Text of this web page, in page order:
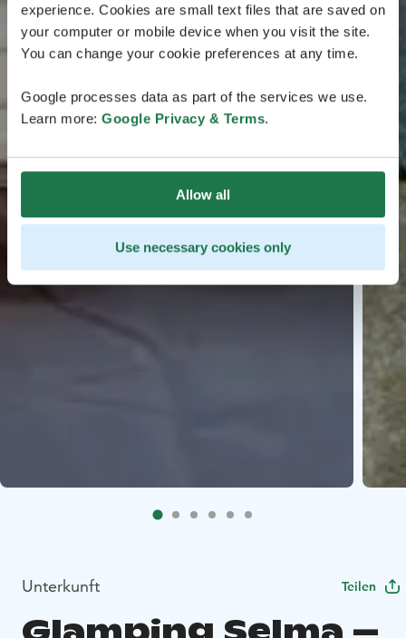
experience. Cookies are small text files that are saved on
your computer or mobile device when you visit the site.
You can change your cookie preferences at any time.
Google processes data as part of the services we use.
Learn more: Google Privacy & Terms.
Allow all
Use necessary cookies only
Unterkunft Teilen